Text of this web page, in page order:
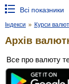
Всі показники
Індекси » Курси валют
Архів
Все про валюту